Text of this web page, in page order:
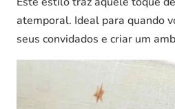
atemporal. Ideal para quando
seus convidados e criar um